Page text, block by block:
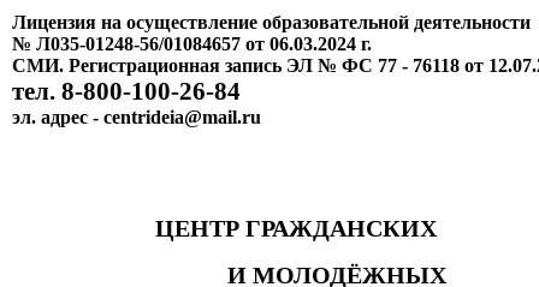
Лицензия на осуществление образовательной деятельности
№ Л035-01248-56/01084657 от 06.03.2024 г.
СМИ. Регистрационная запись ЭЛ № ФС 77 - 76118 от
тел. 8-800-100-26-84
эл. адрес - centrideia@mail.ru
ЦЕНТР ГРАЖДАНСКИХ
И МОЛОДЁЖНЫХ